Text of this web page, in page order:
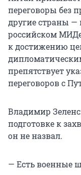
переговоры без
другие страны —
российском
к достижению
препятствует
переговоров с
Владимир
подготовке к
он не назвал.
— Есть военные